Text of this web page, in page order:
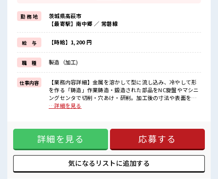
ほどよく稼げます♪
≪髪型自由≫
基本的に髪色自由で明るすぎたり奇抜でなければOKです！
(規定有)≪機能的な制服アリ≫
制服があるので、
毎日の服装の悩み解消♪
≪未経験の方も大カンゲイ≫
新しいことにチャレンジするのは不安だけど、
しっかり働く環境が整っています！
イチからスキルUP・ステップUP目指していきましょう！
■職場の雰囲気
少人数ですぐに馴染むことができそう♪
あなたの個性を大事にできます♪
休憩室完備でランチや休憩も充実しそう♪
勤 務 地
茨城県高萩市
【最寄駅】南中郷 ／ 常磐線
給 与 【時給】1,200 円
職 種 製造（加工)
仕事内容
【業務内容詳細】金属を溶かして型に流し込み、冷やして形
を作る「鋳造」作業鋳造・鍛造された部品をNC旋盤やマシニ
ングセンタで切削・穴あけ・研削。加工後の寸法や表面をチ
ェック。作った部品が正しくできているか、寸法や形をチェ
す。チームメンバーとコミュニケーションを取りながら、
徐々に仕事を覚えていけます。また建設機械や産業用ロボッ
ト向けの事業も拡大しており、常に新しい挑戦・ものづくり
に触れることができます。【取扱製品情報】トラックの部品
や産業機械用エンジンに使われる金属 ■お仕事PR ≪1週間に4
日のお仕事≫ 「週5日フルはちょっと…」という方にピッタリ
…詳細を見る
詳細を見る 応募する
気になるリストに追加する